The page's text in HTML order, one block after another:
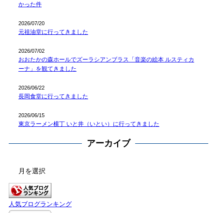
かった件
元祖油堂に行ってきました
2026/07/20
おおたかの森ホールでズーラシアンブラス「音楽の絵本 ルスティカ
ーナ」を観てきました
2026/07/02
長岡食堂に行ってきました
2026/06/22
東京ラーメン横丁 いと井（いとい）に行ってきました
2026/06/15
アーカイブ
カ
イ
人気ブログランキング